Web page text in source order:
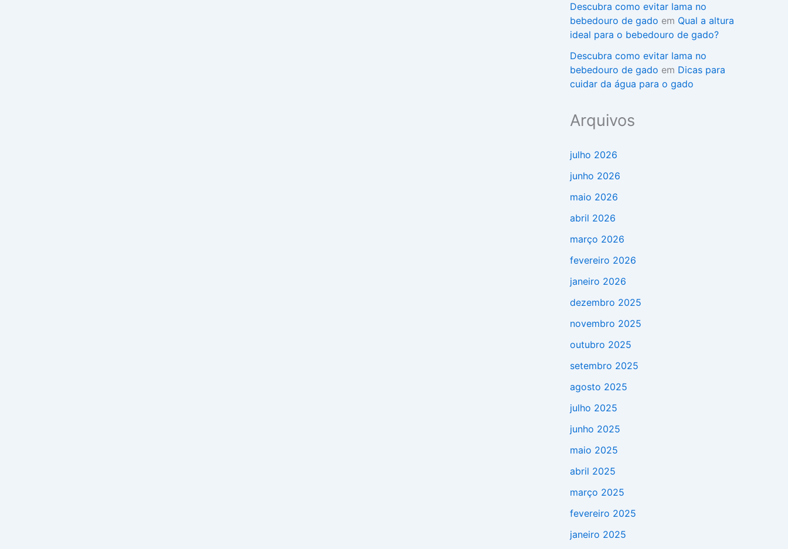
Descubra como evitar lama no
bebedouro de gado em Qual a altura
ideal para o bebedouro de gado?
Descubra como evitar lama no
bebedouro de gado em Dicas para
cuidar da água para o gado
Arquivos
julho 2026
junho 2026
maio 2026
abril 2026
março 2026
fevereiro 2026
janeiro 2026
dezembro 2025
novembro 2025
outubro 2025
setembro 2025
agosto 2025
julho 2025
junho 2025
maio 2025
abril 2025
março 2025
fevereiro 2025
janeiro 2025